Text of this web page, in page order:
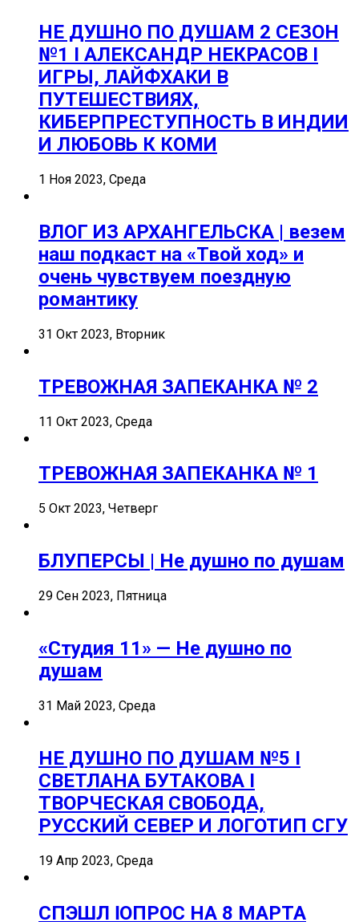
НЕ ДУШНО ПО ДУШАМ 2 СЕЗОН
№1 I АЛЕКСАНДР НЕКРАСОВ I
ИГРЫ, ЛАЙФХАКИ В
ПУТЕШЕСТВИЯХ,
КИБЕРПРЕСТУПНОСТЬ В ИНДИИ
И ЛЮБОВЬ К КОМИ
1 Ноя 2023, Среда
ВЛОГ ИЗ АРХАНГЕЛЬСКА | везем
наш подкаст на «Твой ход» и
очень чувствуем поездную
романтику
31 Окт 2023, Вторник
ТРЕВОЖНАЯ ЗАПЕКАНКА № 2
11 Окт 2023, Среда
ТРЕВОЖНАЯ ЗАПЕКАНКА № 1
5 Окт 2023, Четверг
БЛУПЕРСЫ | Не душно по душам
29 Сен 2023, Пятница
«Студия 11» — Не душно по
душам
31 Май 2023, Среда
НЕ ДУШНО ПО ДУШАМ №5 I
СВЕТЛАНА БУТАКОВА I
ТВОРЧЕСКАЯ СВОБОДА,
РУССКИЙ СЕВЕР И ЛОГОТИП СГУ
19 Апр 2023, Среда
СПЭШЛ ӏ ОПРОС НА 8 МАРТА